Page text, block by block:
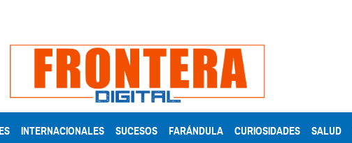
INTERNACIONALES SUCESOS FARÁNDULA CURIOSIDADES SALUD